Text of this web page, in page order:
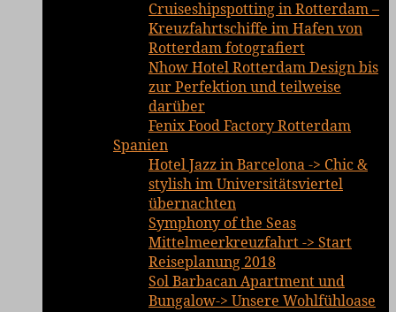
Cruiseshipspotting in Rotterdam –
Kreuzfahrtschiffe im Hafen von
Rotterdam fotografiert
Nhow Hotel Rotterdam Design bis
zur Perfektion und teilweise
darüber
Fenix Food Factory Rotterdam
Spanien
Hotel Jazz in Barcelona -> Chic &
stylish im Universitätsviertel
übernachten
Symphony of the Seas
Mittelmeerkreuzfahrt -> Start
Reiseplanung 2018
Sol Barbacan Apartment und
Bungalow-> Unsere Wohlfühloase